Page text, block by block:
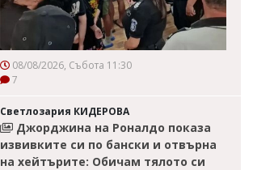
08/08/2026, Събота 11:30
7
Светлозария КИДЕРОВА
Джорджина на Роналдо показа
извивките си по бански и отвърна
на хейтърите: Обичам тялото си